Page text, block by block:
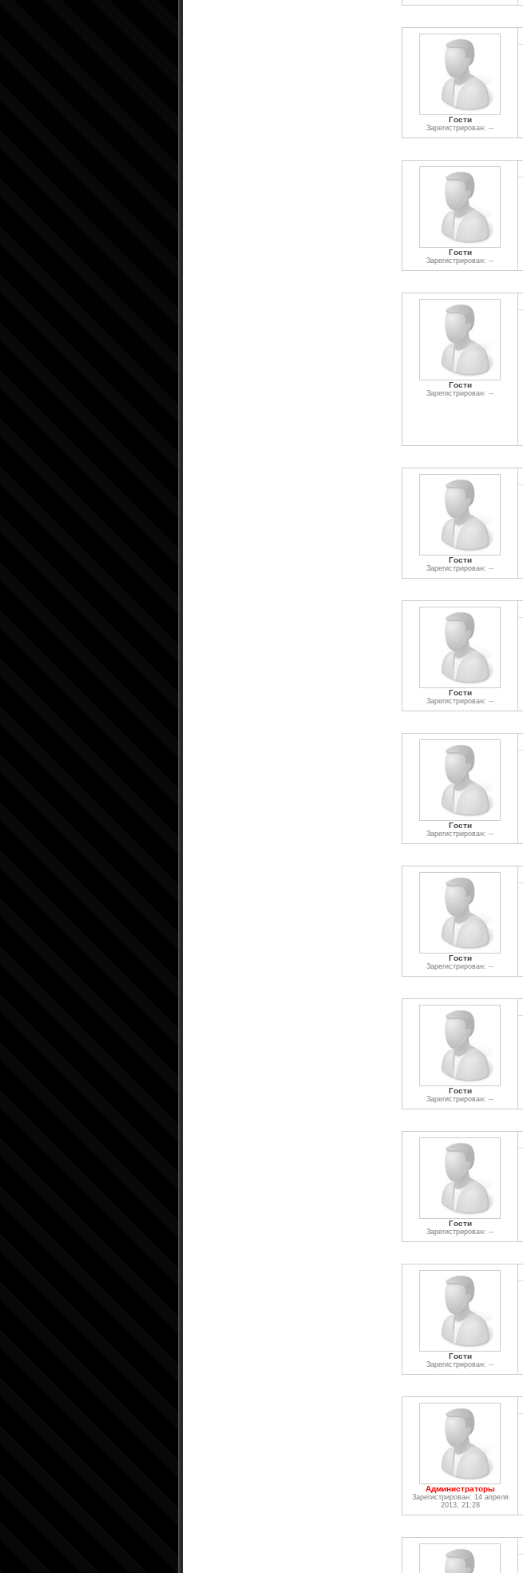
Гости
Зарегистрирован: --
Гости
Зарегистрирован: --
Гости
Зарегистрирован: --
Гости
Зарегистрирован: --
Гости
Зарегистрирован: --
Гости
Зарегистрирован: --
Гости
Зарегистрирован: --
Гости
Зарегистрирован: --
Гости
Зарегистрирован: --
Гости
Зарегистрирован: --
Администраторы
Зарегистрирован: 14 апреля
2013, 21:28